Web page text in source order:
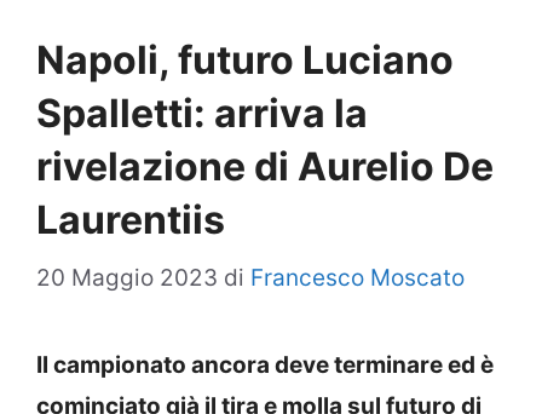
Napoli, futuro Luciano
Spalletti: arriva la
rivelazione di Aurelio De
Laurentiis
20 Maggio 2023 di Francesco Moscato
Il campionato ancora deve terminare ed è
cominciato già il tira e molla sul futuro di